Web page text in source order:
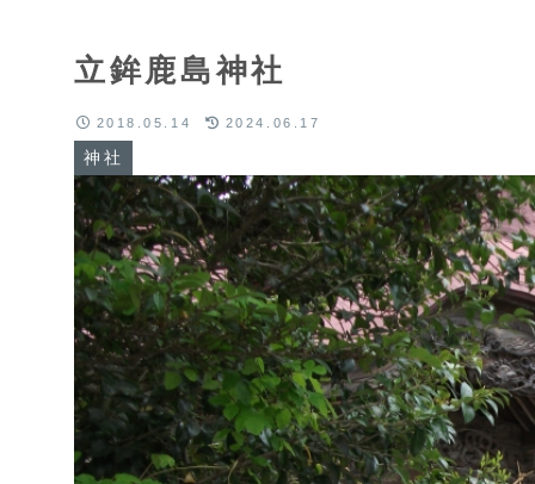
立鉾鹿島神社
神社
2018.05.14 2024.06.17